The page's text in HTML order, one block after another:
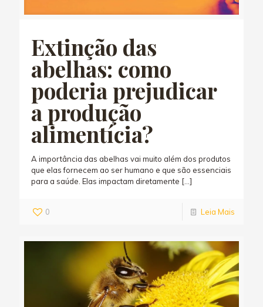
Extinção das
abelhas: como
poderia prejudicar
a produção
alimentícia?
A importância das abelhas vai muito além dos produtos
que elas fornecem ao ser humano e que são essenciais
para a saúde. Elas impactam diretamente […]
0 Leia Mais